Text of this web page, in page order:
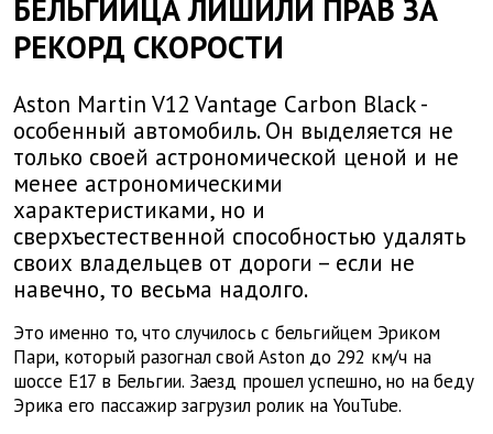
БЕЛЬГИЙЦА ЛИШИЛИ ПРАВ ЗА
РЕКОРД СКОРОСТИ
Aston Martin V12 Vantage Carbon Black -
особенный автомобиль. Он выделяется не
только своей астрономической ценой и не
менее астрономическими
характеристиками, но и
сверхъестественной способностью удалять
своих владельцев от дороги – если не
навечно, то весьма надолго.
Это именно то, что случилось с бельгийцем Эриком
Пари, который разогнал свой Aston до 292 км/ч на
шоссе E17 в Бельгии. Заезд прошел успешно, но на беду
Эрика его пассажир загрузил ролик на YouTube.